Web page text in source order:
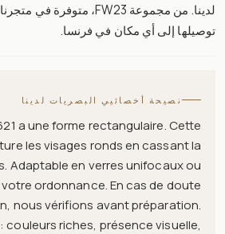
توصيلها إلى أي مكان في فرنسا.
نصيحة أخصائيي البصريات لدينا
a une forme rectangulaire. Cette
les visages ronds en cassant la
Adaptable en verres unifocaux ou
ordonnance. En cas de doute
nous vérifions avant préparation.
couleurs riches, présence visuelle,